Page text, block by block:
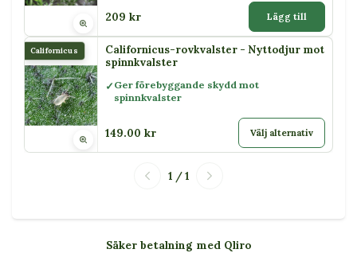
209 kr Lägg till
Californicus
Californicus-rovkvalster - Nyttodjur mot
spinnkvalster
Ger förebyggande skydd mot
spinnkvalster
149.00 kr Välj alternativ
1 / 1
Säker betalning med Qliro